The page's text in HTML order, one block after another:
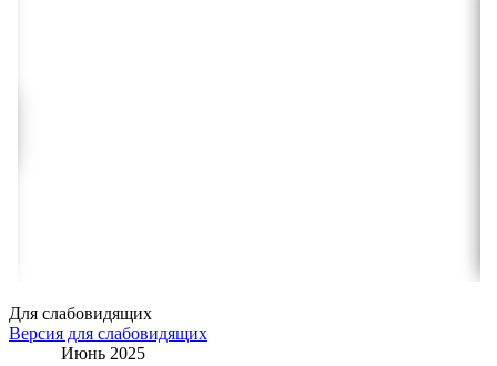
Для слабовидящих
Версия для слабовидящих
Июнь 2025